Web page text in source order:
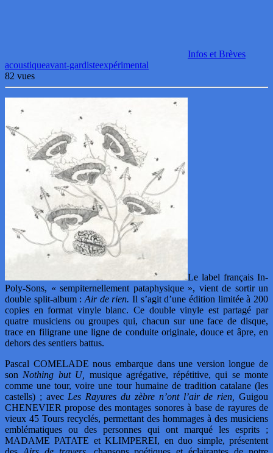
Infos et Brèves
acoustiqueavant-gardisteexpérimental
82 vues
Le label français In-
Poly-Sons, « sempiternellement pataphysique », vient de sortir un
double split-album :Air de rien. Il s’agit d’une édition limitée à 200
copies en format vinyle blanc. Ce double vinyle est partagé par
quatre musiciens ou groupes qui, chacun sur une face de disque,
trace en filigrane une ligne de conduite originale, douce et âpre, en
dehors des sentiers battus.
Pascal COMELADE nous embarque dans une version longue de
sonNothing but U, musique agrégative, répétitive, qui se monte
comme une tour, voire une tour humaine de tradition catalane (les
castells) ; avecLes Rayures du zèbre n’ont l’air de rien, Guigou
CHENEVIER propose des montages sonores à base de rayures de
vieux 45 Tours recyclés, permettant des hommages à des musiciens
emblématiques ou des personnes qui ont marqué les esprits ;
MADAME PATATE et KLIMPEREI, en duo simple, présentent